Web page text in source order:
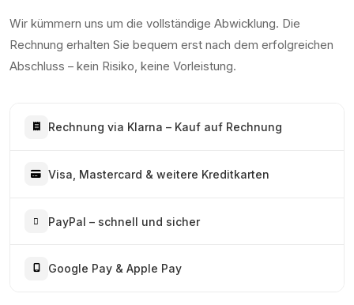
Wir kümmern uns um die vollständige Abwicklung. Die
Rechnung erhalten Sie bequem erst nach dem erfolgreichen
Abschluss – kein Risiko, keine Vorleistung.
Rechnung via Klarna – Kauf auf Rechnung
Visa, Mastercard & weitere Kreditkarten
PayPal – schnell und sicher
Google Pay & Apple Pay